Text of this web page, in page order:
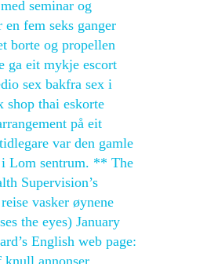
seminar og
en fem seks ganger
borte og propellen
ga eit mykje escort
sex bakfra sex i
shop thai eskorte
på eit
var den gamle
i Lom sentrum. ** The
Supervision’s
vasker øynene
the eyes) January
English web page:
knull annonser